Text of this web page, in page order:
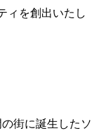
ィを創出いたし
街に誕生したソ